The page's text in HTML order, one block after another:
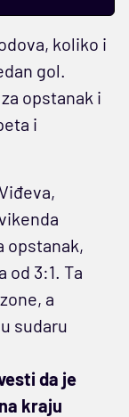
koliko i
gol.
opstanak i
i
opstanak,
od 3:1. Ta
a
sudaru
da je
kraju